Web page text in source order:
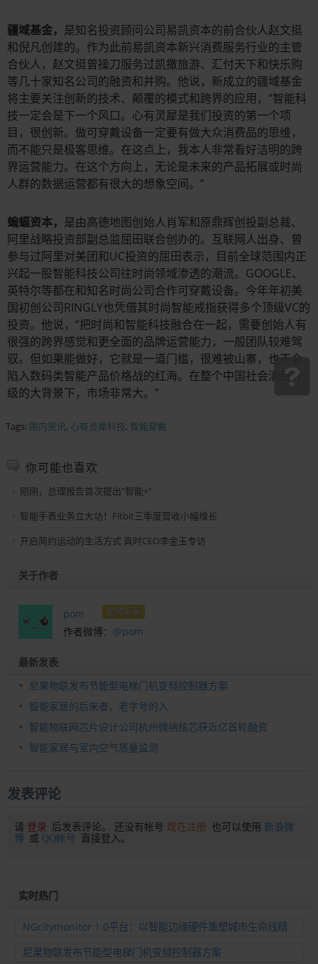
疆域基金， 是知名投资顾问公司易凯资本的前合伙人赵文挺
和倪凡创建的。作为此前易凯资本新兴消费服务行业的主管
合伙人，赵文挺曾操刀服务过凯撒旅游、汇付天下和快乐购
等几十家知名公司的融资和并购。他说，新成立的疆域基金
将主要关注创新的技术、颠覆的模式和跨界的应用，“智能科
技一定会是下一个风口。心有灵犀是我们投资的第一个项
目，很创新。做可穿戴设备一定要有做大众消费品的思维，
而不能只是极客思维。在这点上，我本人非常看好洁明的跨
界运营能力。在这个方向上，无论是未来的产品拓展或时尚
人群的数据运营都有很大的想象空间。”
蝙蝠资本， 是由高德地图创始人肖军和原鼎辉创投副总裁、
阿里战略投资部副总监屈田联合创办的。互联网人出身、曾
参与过阿里对美团和UC投资的屈田表示，目前全球范围内正
兴起一股智能科技公司往时尚领域渗透的潮流。GOOGLE、
英特尔等都在和知名时尚公司合作可穿戴设备。今年年初美
国初创公司RINGLY也凭借其时尚智能戒指获得多个顶级VC的
投资。他说，“把时尚和智能科技融合在一起，需要创始人有
很强的跨界感觉和更全面的品牌运营能力，一般团队较难驾
驭。但如果能做好，它就是一道门槛，很难被山寨，也不会
陷入数码类智能产品价格战的红海。在整个中国社会消费升
级的大背景下，市场非常大。”
Tags: 国内资讯, 心有灵犀科技, 智能穿戴
你可能也喜欢
刚刚，总理报告首次提出“智能+”
智能手表业务立大功！Fitbit三季度营收小幅增长
开启简约运动的生活方式 真时CEO李金玉专访
关于作者
pom 金牌笛客
作者微博： @pom
最新发表
尼果物联发布节能型电梯门机变频控制器方案
智能家居的后来者，老字号的入
智能物联网芯片设计公司杭州微纳核芯获近亿首轮融资
智能家居与室内空气质量监测
发表评论
请 登录 后发表评论。 还没有帐号 现在注册 也可以使用 新浪微
博 或 QQ帐号 直接登入。
实时热门
NGcitymonitor 1.0平台：以智能边缘硬件重塑城市生命线精
尼果物联发布节能型电梯门机变频控制器方案